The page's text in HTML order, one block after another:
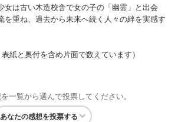
女は古い木造校舎で女の子の「幽霊」と出会
を重ね、過去から未来へ続く人々の絆を実感す
紙と奥付を含め片面で数えています）
一覧から選んで投票してください。
あなたの感想を投票する